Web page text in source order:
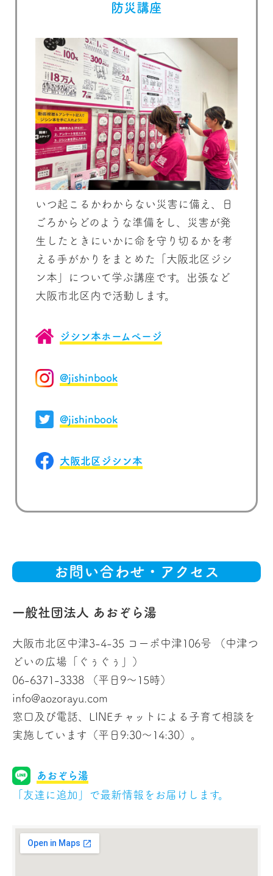
防災講座
いつ起こるかわからない災害に備え、日
ごろからどのような準備をし、災害が発
生したときにいかに命を守り切るかを考
える手がかりをまとめた「大阪北区ジシ
ン本」について学ぶ講座です。出張など
大阪市北区内で活動します。
ジシン本ホームページ
@jishinbook
@jishinbook
大阪北区ジシン本
お問い合わせ・アクセス
一般社団法人 あおぞら湯
大阪市北区中津3-4-35 コーポ中津106号（中津つ
どいの広場「ぐぅぐぅ」）
06-6371-3338 （平日9〜15時）
info@aozorayu.com
窓口及び電話、LINEチャットによる子育て相談を
実施しています（平日9:30～14:30）。
あおぞら湯
「友達に追加」で最新情報をお届けします。